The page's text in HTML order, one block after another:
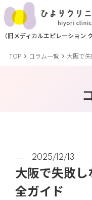
（旧メディカルエピレーション
TOP コラム一覧 大阪で
2025/12/13
大阪で失敗
全ガイド